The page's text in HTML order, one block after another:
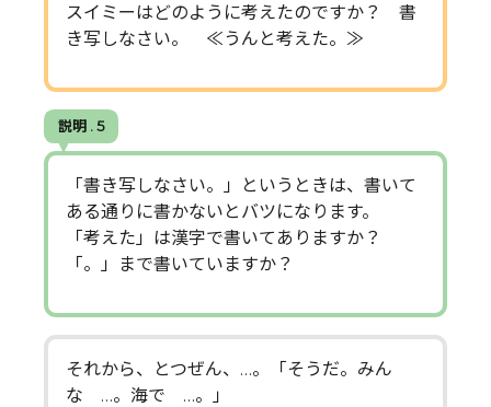
スイミーはどのように考えたのですか？ 書
き写しなさい。 ≪うんと考えた。≫
説明 . 5
「書き写しなさい。」というときは、書いて
ある通りに書かないとバツになります。
「考えた」は漢字で書いてありますか？
「。」まで書いていますか？
それから、とつぜん、…。「そうだ。みん
な …。海で …。」